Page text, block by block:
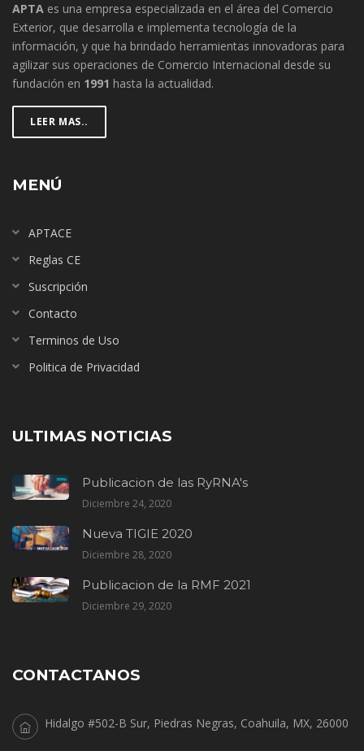
APTA es una empresa especializada en el área del Comercio
Exterior, que desarrolla e implementa tecnología de la
información, y que ha brindado herramientas innovadoras para
agilizar sus operaciones de Comercio Internacional desde su
fundación en 1991 hasta la actualidad.
LEER MAS..
MENÚ
APTACE
Reglas CE
Suscripción
Contacto
Terminos de Uso
Politica de Privacidad
ULTIMAS NOTICIAS
Publicacion de las RyRNA's
Diciembre 24, 2020
Nueva TIGIE 2020
Diciembre 28, 2020
Publicacion de la RMF 2021
Diciembre 29, 2020
CONTACTANOS
Hidalgo #502-B Sur, Piedras Negras, Coahuila, MX, 26000